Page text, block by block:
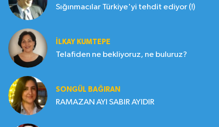
Sığınmacılar Türkiye'yi tehdit ediyor (!)
İLKAY KUMTEPE
Telafiden ne bekliyoruz, ne buluruz?
SONGÜL BAĞIRAN
RAMAZAN AYI SABIR AYIDIR